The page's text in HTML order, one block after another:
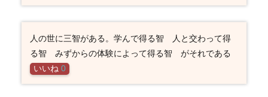
人の世に三智がある。学んで得る智 人と交わって得
る智 みずからの体験によって得る智 がそれである
いいね 0